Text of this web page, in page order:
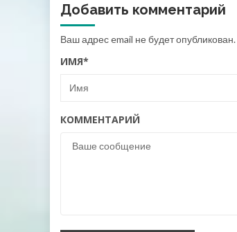
Добавить комментарий
Ваш адрес email не будет опубликован.
ИМЯ*
КОММЕНТАРИЙ